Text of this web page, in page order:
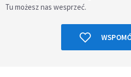
Tu możesz nas wesprzeć.